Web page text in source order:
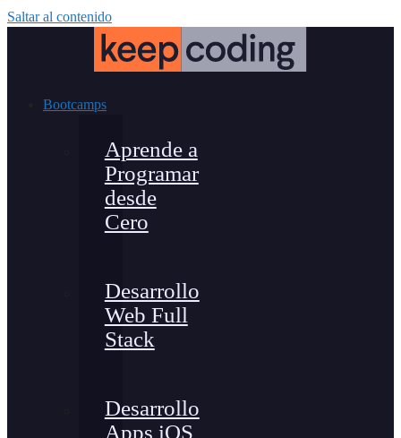
Saltar al contenido
Bootcamps
Aprende a
Programar
desde
Cero
Desarrollo
Web Full
Stack
Desarrollo
Apps iOS